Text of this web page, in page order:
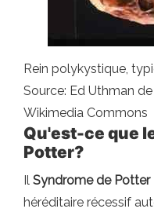
Rein polykystique,
Source: Ed Uthman
Wikimedia Commons
Qu'est-ce que
Potter?
Il Syndrome de Potter
héréditaire récessif